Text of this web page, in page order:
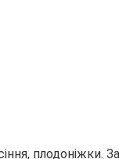
плодоніжки.